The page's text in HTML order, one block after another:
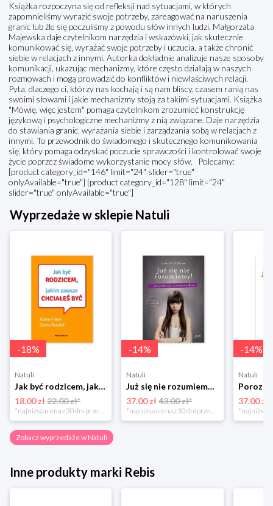
Książka rozpoczyna się od refleksji nad sytuacjami, w których
zapomnieliśmy wyrazić swoje potrzeby, zareagować na naruszenia
granic lub źle się poczuliśmy z powodu słów innych ludzi. Małgorzata
Majewska daje czytelnikom narzędzia i wskazówki, jak skutecznie
komunikować się, wyrażać swoje potrzeby i uczucia, a także chronić
siebie w relacjach z innymi. Autorka dokładnie analizuje nasze sposoby
komunikacji, ukazując mechanizmy, które często działają w naszych
rozmowach i mogą prowadzić do konfliktów i niewłaściwych relacji.
Pyta, dlaczego ci, którzy nas kochają i są nam bliscy, czasem ranią nas
swoimi słowami i jakie mechanizmy stoją za takimi sytuacjami. Książka
"Mówię, więc jestem" pomaga czytelnikom zrozumieć konstrukcję
językową i psychologiczne mechanizmy z nią związane. Daje narzędzia
do stawiania granic, wyrażania siebie i zarządzania sobą w relacjach z
innymi. To przewodnik do świadomego i skutecznego komunikowania
się, który pomaga odzyskać poczucie sprawczości i kontrolować swoje
życie poprzez świadome wykorzystanie mocy słów. Polecamy:
[product category_id="146" limit="24" slider="true"
onlyAvailable="true"] [product category_id="128" limit="24"
slider="true" onlyAvailable="true"]
Wyprzedaże w sklepie Natuli
-18%
Natuli
Jak być rodzicem, jakim zawsze chciałeś być Media rodzina
18.00 zł22.00 zł*
*najniższa cena z 30 dni przed obniżką
-14%
Natuli
Już się nie rozumiemy! Jak przeżyć czas trzaskających drzwi Esprit
37.00 zł 43.00 zł*
*najniższa cena z 30 dni przed obniżką
-14%
Natuli
37.00 zł
Zobacz wyprzedaże w Natuli
Inne produkty marki Rebis